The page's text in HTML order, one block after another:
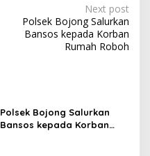
Next post
Polsek Bojong Salurkan
Bansos kepada Korban
Rumah Roboh
Polsek Bojong Salurkan
Bansos kepada Korban